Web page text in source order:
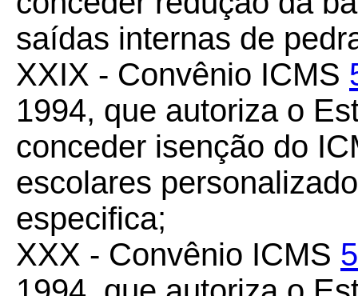
saídas internas de
XXIX - Convênio ICMS
1994, que autoriza o
conceder isenção do
escolares
especifica;
XXX - Convênio ICMS